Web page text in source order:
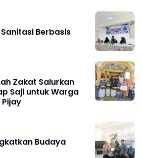
Berbasis
Zakat Salurkan
Saji untuk Warga
Budaya